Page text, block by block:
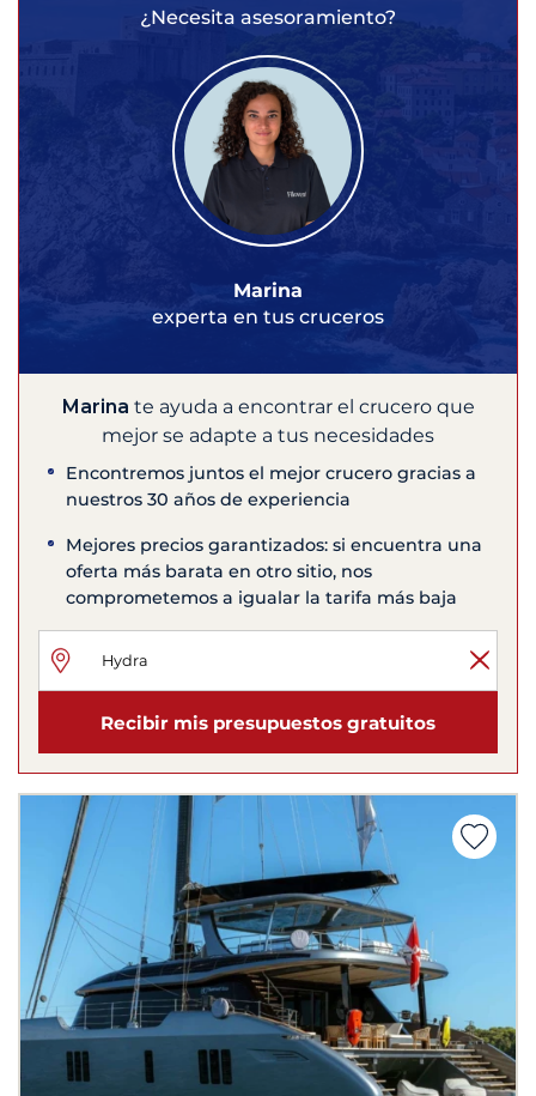
¿Necesita asesoramiento?
Marina
experta en tus cruceros
Marina te ayuda a encontrar el crucero que
mejor se adapte a tus necesidades
Encontremos juntos el mejor crucero gracias a
nuestros 30 años de experiencia
Mejores precios garantizados: si encuentra una
oferta más barata en otro sitio, nos
comprometemos a igualar la tarifa más baja
Recibir mis presupuestos gratuitos